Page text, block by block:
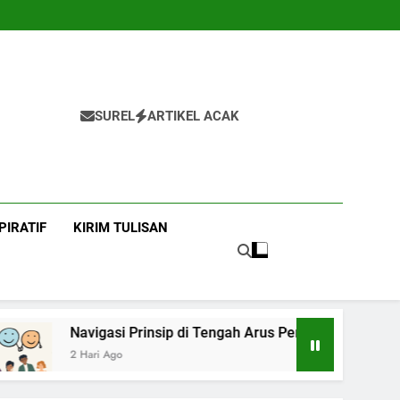
SUREL ARTIKEL ACAK
KIRIM TULISAN
Prinsip di Tengah Arus Pertemanan Kampus